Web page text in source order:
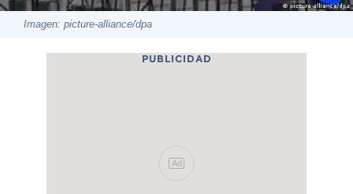
Imagen: picture-alliance/dpa
PUBLICIDAD
Ad